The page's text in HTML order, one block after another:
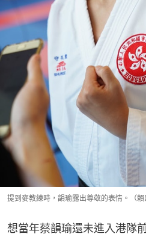
提到麥教練時，韻瑜露出尊敬的表情。（賴
想當年蔡韻瑜還未進入港隊